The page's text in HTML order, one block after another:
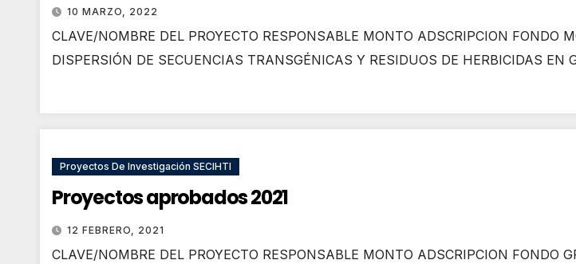
10 MARZO, 2022
CLAVE/NOMBRE DEL PROYECTO RESPONSABLE MONTO ADSCRIPCION FONDO
DISPERSIÓN DE SECUENCIAS TRANSGÉNICAS Y RESIDUOS DE HERBICIDAS
Proyectos De Investigación SECIHTI
Proyectos aprobados 2021
12 FEBRERO, 2021
CLAVE/NOMBRE DEL PROYECTO RESPONSABLE MONTO ADSCRIPCION FONDO